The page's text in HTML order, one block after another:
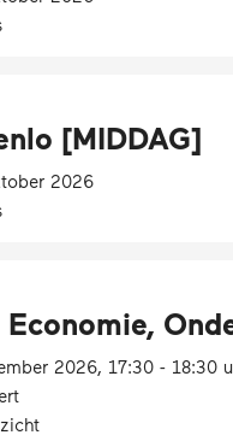
[MIDDAG]
2026
2026, 17:30 - 18:30